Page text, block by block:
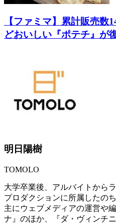
【ファミマ】累計販売数
どおいしい『ポテチ』が
明日陽樹
TOMOLO
大学卒業後、アルバイトから
プロダクションに所属したの
主にウェブメディアの運営や
ナ』のほか、『ダ・ヴィンチ